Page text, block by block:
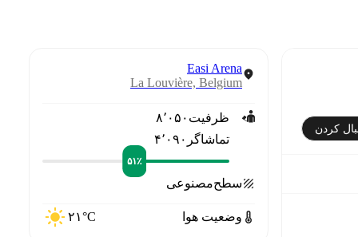
کردن
Easi Arena
La Louvière, Belgium
ظرفیت ۸٬۰۵۰
تماشاگر ۴٬۰۹۰
۵۱٪
سطحمصنوعی
وضعیت هوا ۲۱°C